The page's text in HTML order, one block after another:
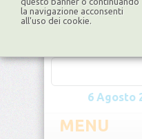
6 Agosto
MENU
la navigazione acconsenti
all'uso dei cookie.